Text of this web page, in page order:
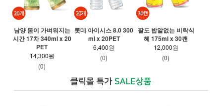
남양 몸이 가벼워지는
시간 17차 340ml x 20
PET
14,300원
(0)
롯데 아이시스 8.0 300
ml x 20PET
6,400원
(0)
팔도 밥알없는 비락식
혜 175ml x 30캔
12,000원
(0)